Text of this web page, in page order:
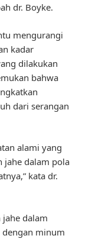
dr. Boyke.
mengurangi
kadar
dilakukan
bahwa
dari serangan
alami yang
jahe dalam pola
kata dr.
dalam
minum